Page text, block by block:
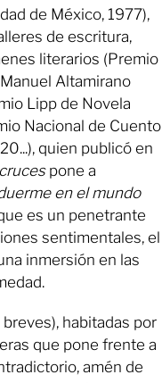
de México, 1977),
de escritura,
literarios (Premio
Altamirano
Lipp de Novela
Nacional de Cuento
quien publicó en
pone a
en el mundo
es un penetrante
sentimentales, el
inmersión en las
habitadas por
que pone frente a
amén de